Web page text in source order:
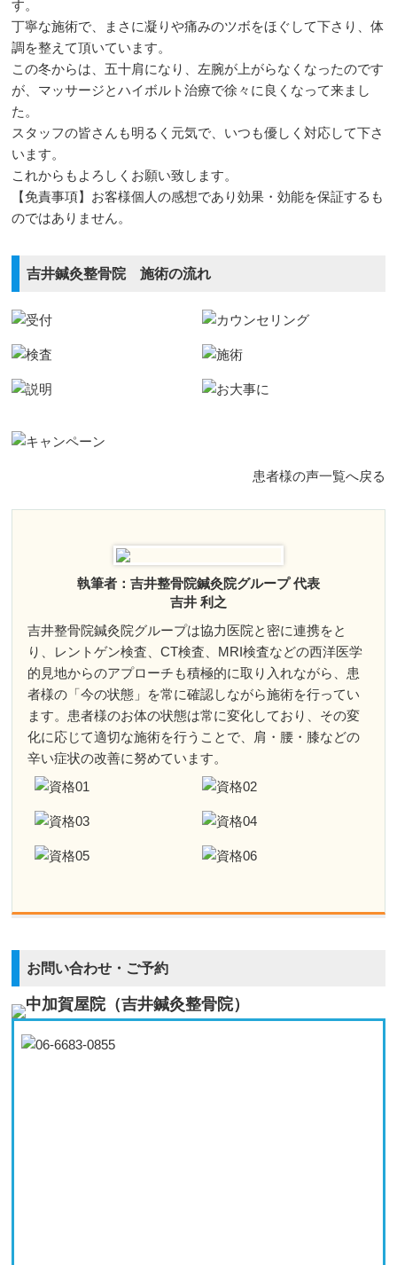
す。
丁寧な施術で、まさに凝りや痛みのツボをほぐして下さり、体
調を整えて頂いています。
この冬からは、五十肩になり、左腕が上がらなくなったのです
が、マッサージとハイボルト治療で徐々に良くなって来まし
た。
スタッフの皆さんも明るく元気で、いつも優しく対応して下さ
います。
これからもよろしくお願い致します。
【免責事項】お客様個人の感想であり効果・効能を保証するも
のではありません。
吉井鍼灸整骨院 施術の流れ
患者様の声一覧へ戻る
執筆者：吉井整骨院鍼灸院グループ 代表
吉井 利之
吉井整骨院鍼灸院グループは協力医院と密に連携をと
り、レントゲン検査、CT検査、MRI検査などの西洋医学
的見地からのアプローチも積極的に取り入れながら、患
者様の「今の状態」を常に確認しながら施術を行ってい
ます。患者様のお体の状態は常に変化しており、その変
化に応じて適切な施術を行うことで、肩・腰・膝などの
辛い症状の改善に努めています。
お問い合わせ・ご予約